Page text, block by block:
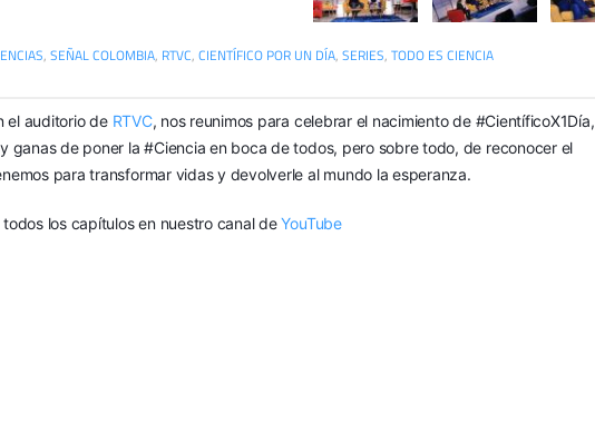
, SEÑAL COLOMBIA, RTVC, CIENTÍFICO POR UN DÍA, SERIES, TODO ES CIENCIA
el auditorio de RTVC, nos reunimos para celebrar el nacimiento de #CientíficoX1Día,
ganas de poner la #Ciencia en boca de todos, pero sobre todo, de reconocer el
para transformar vidas y devolverle al mundo la esperanza.
los capítulos en nuestro canal deYouTube